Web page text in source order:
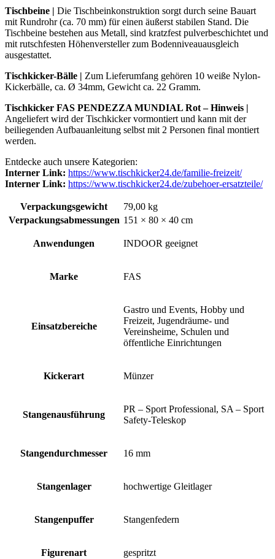
Tischbeine | Die Tischbeinkonstruktion sorgt durch seine Bauart
mit Rundrohr (ca. 70 mm) für einen äußerst stabilen Stand. Die
Tischbeine bestehen aus Metall, sind kratzfest pulverbeschichtet und
mit rutschfesten Höhenversteller zum Bodenniveauausgleich
ausgestattet.
Tischkicker-Bälle | Zum Lieferumfang gehören 10 weiße Nylon-
Kickerbälle, ca. Ø 34mm, Gewicht ca. 22 Gramm.
Tischkicker FAS PENDEZZA MUNDIAL Rot – Hinweis |
Angeliefert wird der Tischkicker vormontiert und kann mit der
beiliegenden Aufbauanleitung selbst mit 2 Personen final montiert
werden.
Entdecke auch unsere Kategorien:
Interner Link: https://www.tischkicker24.de/familie-freizeit/
Interner Link: https://www.tischkicker24.de/zubehoer-ersatzteile/
Verpackungsgewicht
79,00 kg
Verpackungsabmessungen 151 × 80 × 40 cm
Anwendungen INDOOR geeignet
Marke FAS
Einsatzbereiche
Gastro und Events, Hobby und
Freizeit, Jugendräume- und
Vereinsheime, Schulen und
öffentliche Einrichtungen
Kickerart Münzer
Stangenausführung
PR – Sport Professional, SA – Sport
Safety-Teleskop
Stangendurchmesser 16 mm
Stangenlager hochwertige Gleitlager
Stangenpuffer Stangenfedern
Figurenart gespritzt